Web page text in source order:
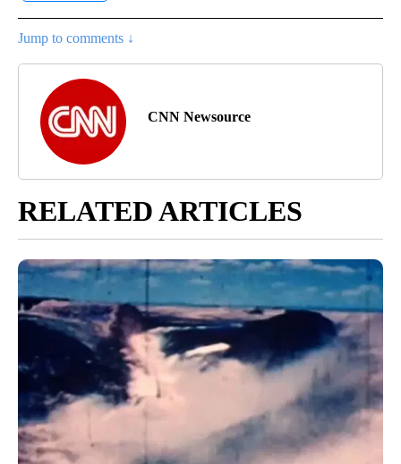
Jump to comments ↓
CNN Newsource
RELATED ARTICLES